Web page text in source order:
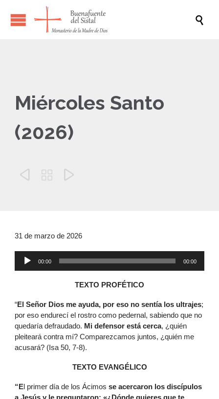

Miércoles Santo
(2026)
  
31 de marzo de 2026
00:00 00:00
TEXTO PROFÉTICO
“El Señor Dios me ayuda, por eso no sentía los ultrajes;
por eso endurecí el rostro como pedernal, sabiendo que no
quedaría defraudado. Mi defensor está cerca, ¿quién
pleiteará contra mí? Comparezcamos juntos, ¿quién me
acusará? (Isa 50, 7-8).
TEXTO EVANGÉLICO
“El primer día de los Ácimos se acercaron los discípulos
a Jesús y le preguntaron: «¿Dónde quieres que te